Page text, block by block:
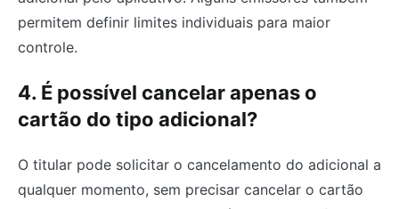
permitem definir limites individuais para maior
controle.
4. É possível cancelar apenas o
cartão do tipo adicional?
O titular pode solicitar o cancelamento do adicional a
qualquer momento, sem precisar cancelar o cartão